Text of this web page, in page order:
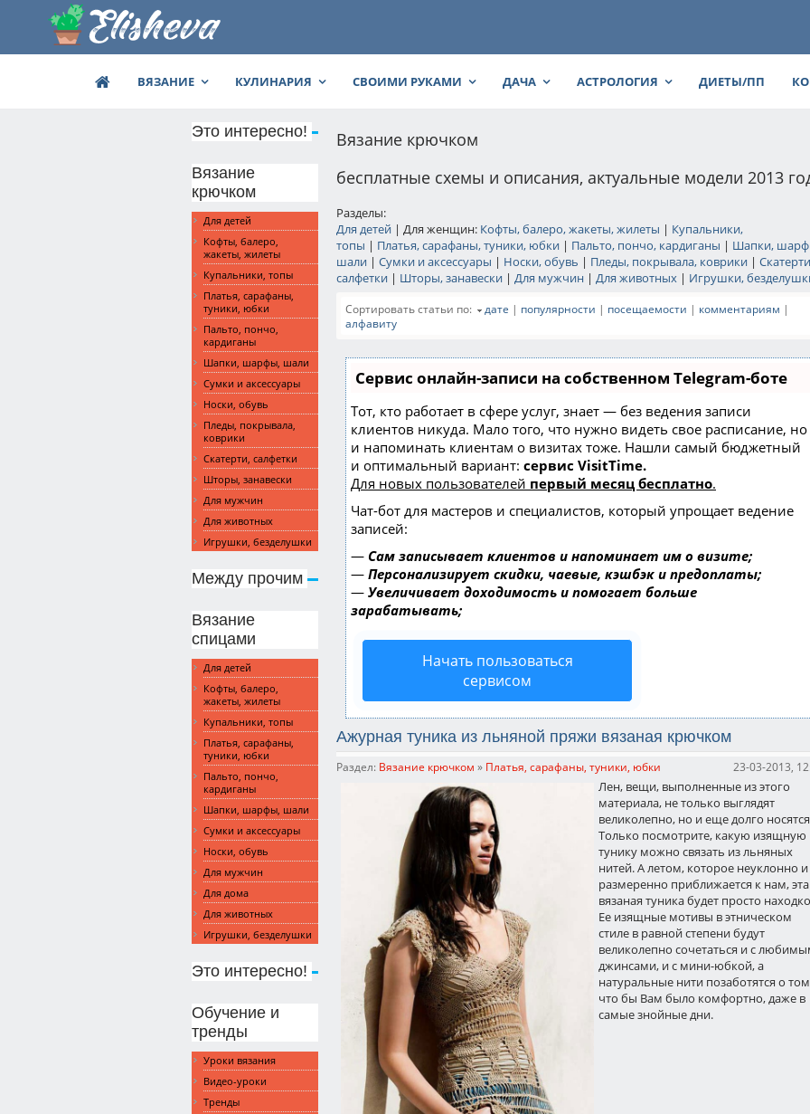
ВЯЗАНИЕ КУЛИНАРИЯ СВОИМИ РУКАМИ ДАЧА АСТРОЛОГИЯ ДИЕТЫ/ПП
Это интересно!
Вязание
крючком
Для детей
Кофты, балеро,
жакеты, жилеты
Купальники, топы
Платья, сарафаны,
туники, юбки
Пальто, пончо,
кардиганы
Шапки, шарфы, шали
Сумки и аксессуары
Носки, обувь
Пледы, покрывала,
коврики
Скатерти, салфетки
Шторы, занавески
Для мужчин
Для животных
Игрушки, безделушки
Между прочим
Вязание
спицами
Для детей
Кофты, балеро,
жакеты, жилеты
Купальники, топы
Платья, сарафаны,
туники, юбки
Пальто, пончо,
кардиганы
Шапки, шарфы, шали
Сумки и аксессуары
Носки, обувь
Для мужчин
Для дома
Для животных
Игрушки, безделушки
Это интересно!
Обучение и
тренды
Уроки вязания
Видео-уроки
Тренды
Вязание крючком
бесплатные схемы и описания, актуальные модели 2013
Разделы:
Для детей | Для женщин: Кофты, балеро, жакеты, жилеты | Купальники,
топы | Платья, сарафаны, туники, юбки | Пальто, пончо, кардиганы | Шапки,
шали | Сумки и аксессуары | Носки, обувь | Пледы, покрывала, коврики |
салфетки | Шторы, занавески | Для мужчин | Для животных | Игрушки,
Сортировать статьи по: дате | популярности | посещаемости | комментариям |
алфавиту
Сервис онлайн-записи на собственном Telegram-боте
Тот, кто работает в сфере услуг, знает — без ведения записи
клиентов никуда. Мало того, что нужно видеть свое расписание, но
и напоминать клиентам о визитах тоже. Нашли самый бюджетный
и оптимальный вариант: сервис VisitTime.
Для новых пользователей первый месяц бесплатно.
Чат-бот для мастеров и специалистов, который упрощает ведение
записей:
— Сам записывает клиентов и напоминает им о визите;
— Персонализирует скидки, чаевые, кэшбэк и предоплаты;
— Увеличивает доходимость и помогает больше
зарабатывать;
Начать пользоваться
сервисом
Ажурная туника из льняной пряжи вязаная крючком
Раздел: Вязание крючком » Платья, сарафаны, туники, юбки 23-03-2013,
Лен, вещи, выполненные из этого
материала, не только выглядят
великолепно, но и еще долго
Только посмотрите, какую изящную
тунику можно связать из льняных
нитей. А летом, которое неуклонно и
размеренно приближается к нам, эта
вязаная туника будет просто
Ее изящные мотивы в этническом
стиле в равной степени будут
великолепно сочетаться и с
джинсами, и с мини-юбкой, а
натуральные нити позаботятся о
что бы Вам было комфортно, даже в
самые знойные дни.